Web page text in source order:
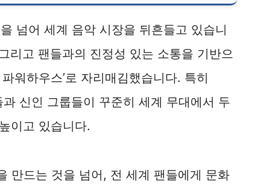
넘어 세계 음악 시장을 뒤흔들고 있습니
리고 팬들과의 진정성 있는 소통을 기반으
워하우스’로 자리매김했습니다. 특히
신인 그룹들이 꾸준히 세계 무대에서 두
이고 있습니다.
만드는 것을 넘어, 전 세계 팬들에게 문화